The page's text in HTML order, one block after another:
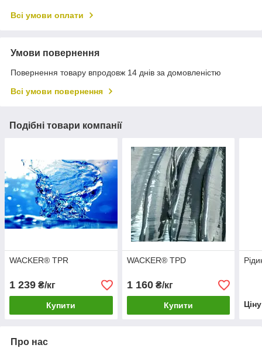
Всі умови оплати
Умови повернення
Повернення товару впродовж 14 днів за домовленістю
Всі умови повернення
Подібні товари компанії
WACKER® TPR
1 239 ₴/кг
Купити
WACKER® TPD
1 160₴/кг
Купити
Про нас